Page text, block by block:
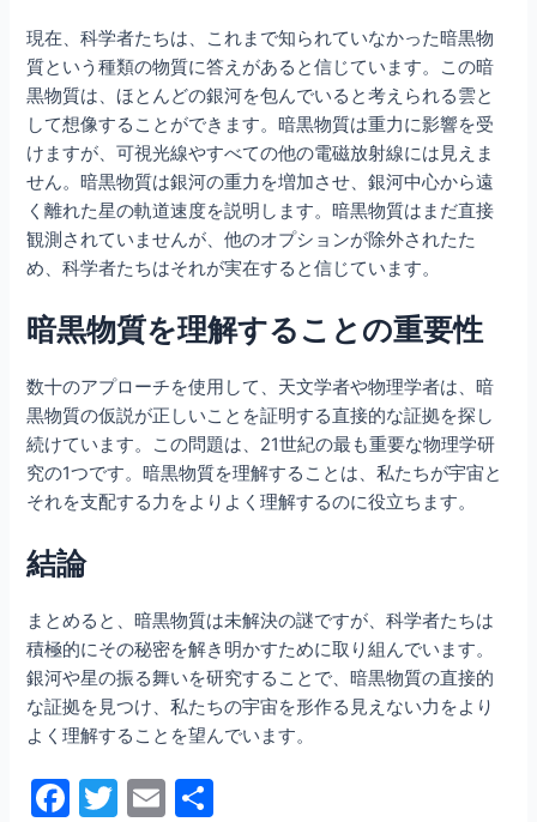
現在、科学者たちは、これまで知られていなかった暗黒物
質という種類の物質に答えがあると信じています。この暗
黒物質は、ほとんどの銀河を包んでいると考えられる雲と
して想像することができます。暗黒物質は重力に影響を受
けますが、可視光線やすべての他の電磁放射線には見えま
せん。暗黒物質は銀河の重力を増加させ、銀河中心から遠
く離れた星の軌道速度を説明します。暗黒物質はまだ直接
観測されていませんが、他のオプションが除外されたた
め、科学者たちはそれが実在すると信じています。
暗黒物質を理解することの重要性
数十のアプローチを使用して、天文学者や物理学者は、暗
黒物質の仮説が正しいことを証明する直接的な証拠を探し
続けています。この問題は、21世紀の最も重要な物理学研
究の1つです。暗黒物質を理解することは、私たちが宇宙と
それを支配する力をよりよく理解するのに役立ちます。
結論
まとめると、暗黒物質は未解決の謎ですが、科学者たちは
積極的にその秘密を解き明かすために取り組んでいます。
銀河や星の振る舞いを研究することで、暗黒物質の直接的
な証拠を見つけ、私たちの宇宙を形作る見えない力をより
よく理解することを望んでいます。
F
T
E